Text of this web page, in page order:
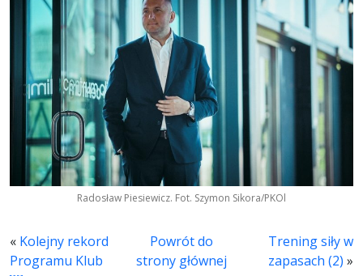
Radosław Piesiewicz. Fot. Szymon Sikora/PKOl
« Kolejny rekord
Programu Klub
Powrót do
strony głównej
Trening siły w
zapasach (2) »